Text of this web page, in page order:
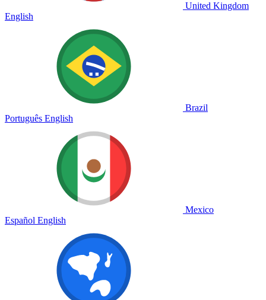
United Kingdom
English
Brazil
Português English
Mexico
Español English